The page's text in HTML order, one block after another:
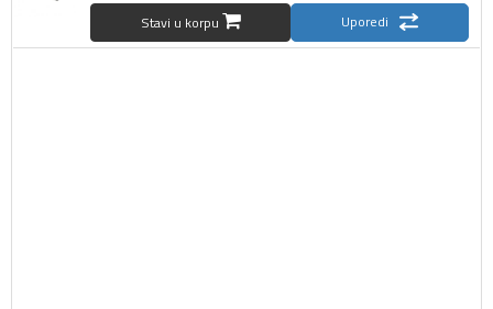
Stavi u korpu Uporedi